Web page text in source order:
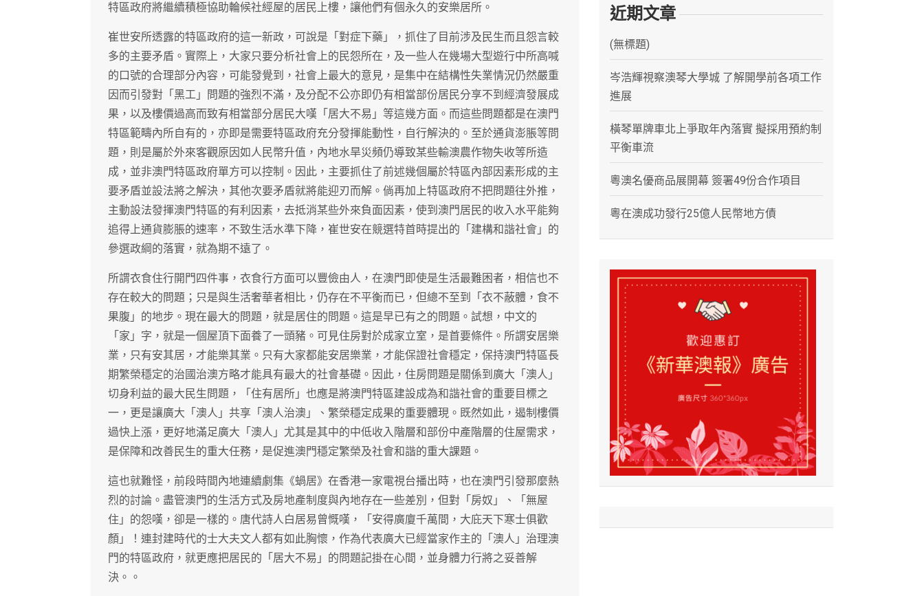
特區政府將繼續積極協助輪候社經屋的居民上樓，讓他們有個永久的安樂居所。
崔世安所透露的特區政府的這一新政，可說是「對症下藥」，抓住了目前涉及民生而且怨言較
多的主要矛盾。實際上，大家只要分析社會上的民怨所在，及一些人在幾場大型遊行中所高喊
的口號的合理部分內容，可能發覺到，社會上最大的意見，是集中在結構性失業情況仍然嚴重
因而引發對「黑工」問題的強烈不滿，及分配不公亦即仍有相當部份居民分享不到經濟發展成
果，以及樓價過高而致有相當部分居民大嘆「居大不易」等這幾方面。而這些問題都是在澳門
特區範疇內所自有的，亦即是需要特區政府充分發揮能動性，自行解決的。至於通貨澎脹等問
題，則是屬於外來客觀原因如人民幣升值，內地水旱災頻仍導致某些輸澳農作物失收等所造
成，並非澳門特區政府單方可以控制。因此，主要抓住了前述幾個屬於特區內部因素形成的主
要矛盾並設法將之解決，其他次要矛盾就將能迎刃而解。倘再加上特區政府不把問題往外推，
主動設法發揮澳門特區的有利因素，去抵消某些外來負面因素，使到澳門居民的收入水平能夠
追得上通貨膨脹的速率，不致生活水準下降，崔世安在競選特首時提出的「建構和諧社會」的
參選政綱的落實，就為期不遠了。
所謂衣食住行開門四件事，衣食行方面可以豐儉由人，在澳門即使是生活最難困者，相信也不
存在較大的問題；只是與生活奢華者相比，仍存在不平衡而已，但總不至到「衣不蔽體，食不
果腹」的地步。現在最大的問題，就是居住的問題。這是早已有之的問題。試想，中文的
「家」字，就是一個屋頂下面養了一頭豬。可見住房對於成家立室，是首要條件。所謂安居樂
業，只有安其居，才能樂其業。只有大家都能安居樂業，才能保證社會穩定，保持澳門特區長
期繁榮穩定的治國治澳方略才能具有最大的社會基礎。因此，住房問題是關係到廣大「澳人」
切身利益的最大民生問題，「住有居所」也應是將澳門特區建設成為和諧社會的重要目標之
一，更是讓廣大「澳人」共享「澳人治澳」、繁榮穩定成果的重要體現。既然如此，遏制樓價
過快上漲，更好地滿足廣大「澳人」尤其是其中的中低收入階層和部份中產階層的住屋需求，
是保障和改善民生的重大任務，是促進澳門穩定繁榮及社會和諧的重大課題。
這也就難怪，前段時間內地連續劇集《蝸居》在香港一家電視台播出時，也在澳門引發那麼熱
烈的討論。盡管澳門的生活方式及房地產制度與內地存在一些差別，但對「房奴」、「無屋
住」的怨嘆，卻是一樣的。唐代詩人白居易曾慨嘆，「安得廣廈千萬間，大庇天下寒士俱歡
顏」！連封建時代的士大夫文人都有如此胸懷，作為代表廣大已經當家作主的「澳人」治理澳
門的特區政府，就更應把居民的「居大不易」的問題記掛在心間，並身體力行將之妥善解
決。。
近期文章
(無標題)
岑浩輝視察澳琴大學城 了解開學前各項工作
進展
橫琴單牌車北上爭取年內落實 擬採用預約制
平衡車流
粵澳名優商品展開幕 簽署49份合作項目
粵在澳成功發行25億人民幣地方債